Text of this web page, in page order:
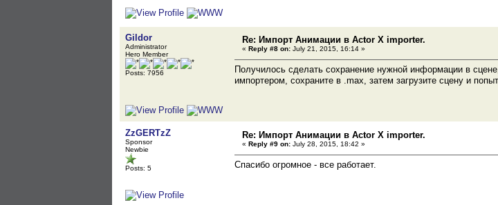
Gildor
Administrator
Hero Member
Posts: 7956
Re: Импорт Анимации в Actor X importer.
« Reply #8 on: July 21, 2015, 16:14 »
Получилось сделать сохранение нужной информации в
импортером, сохраните в .max, затем загрузите сцену и
ZzGERTzZ
Sponsor
Newbie
Posts: 5
Re: Импорт Анимации в Actor X importer.
« Reply #9 on: July 28, 2015, 18:42 »
Спасибо огромное - все работает.